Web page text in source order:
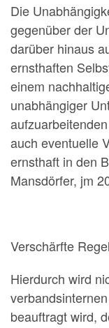
Die
gegenüber der
darüber hinaus
ernsthaften
einem
unabhängiger
auch eventuelle
ernsthaft in den
Mansdörfer, jm
Verschärfte
Hierdurch wird
beauftragt wird,